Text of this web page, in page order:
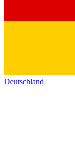
Deutschland